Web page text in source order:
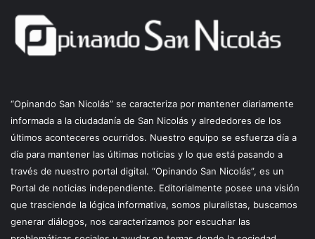
“Opinando San Nicolás” se caracteriza por mantener diariamente
informada a la ciudadanía de San Nicolás y alrededores de los
últimos aconteceres ocurridos. Nuestro equipo se esfuerza día a
día para mantener las últimas noticias y lo que está pasando a
través de nuestro portal digital. “Opinando San Nicolás”, es un
Portal de noticias independiente. Editorialmente posee una visión
que trasciende la lógica informativa, somos pluralistas, buscamos
generar diálogos, nos caracterizamos por escuchar las